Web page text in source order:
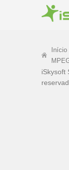
Início
iSkysoft